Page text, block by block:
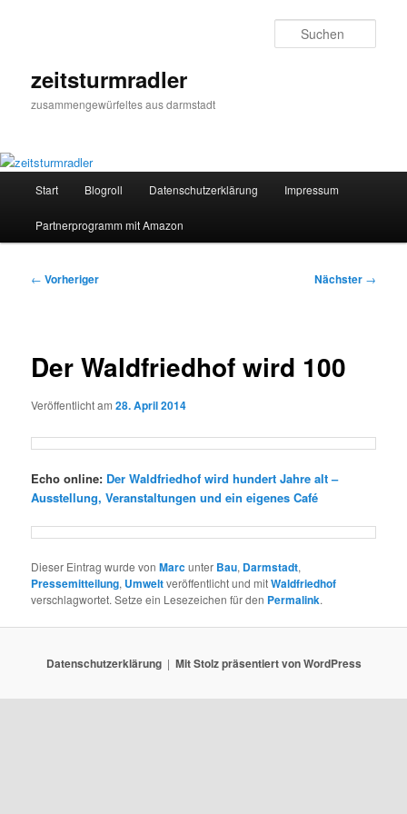
zeitsturmradler
zusammengewürfeltes aus darmstadt
Start Blogroll Datenschutzerklärung Impressum
Partnerprogramm mit Amazon
Beitragsnavigation
← Vorheriger Nächster →
Der Waldfriedhof wird 100
Veröffentlicht am28. April 2014
Echo online: Der Waldfriedhof wird hundert Jahre alt –
Ausstellung, Veranstaltungen und ein eigenes Café
Dieser Eintrag wurde vonMarcunter Bau, Darmstadt,
Pressemitteilung, Umweltveröffentlicht und mitWaldfriedhof
verschlagwortet. Setze ein Lesezeichen für den Permalink.
Datenschutzerklärung Mit Stolz präsentiert von WordPress